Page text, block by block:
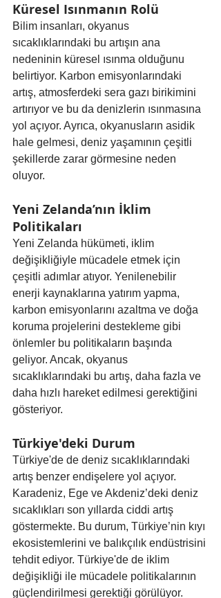
Küresel Isınmanın Rolü
Bilim insanları, okyanus
sıcaklıklarındaki bu artışın ana
nedeninin küresel ısınma olduğunu
belirtiyor. Karbon emisyonlarındaki
artış, atmosferdeki sera gazı birikimini
artırıyor ve bu da denizlerin ısınmasına
yol açıyor. Ayrıca, okyanusların asidik
hale gelmesi, deniz yaşamının çeşitli
şekillerde zarar görmesine neden
oluyor.
Yeni Zelanda’nın İklim
Politikaları
Yeni Zelanda hükümeti, iklim
değişikliğiyle mücadele etmek için
çeşitli adımlar atıyor. Yenilenebilir
enerji kaynaklarına yatırım yapma,
karbon emisyonlarını azaltma ve doğa
koruma projelerini destekleme gibi
önlemler bu politikaların başında
geliyor. Ancak, okyanus
sıcaklıklarındaki bu artış, daha fazla ve
daha hızlı hareket edilmesi gerektiğini
gösteriyor.
Türkiye'deki Durum
Türkiye'de de deniz sıcaklıklarındaki
artış benzer endişelere yol açıyor.
Karadeniz, Ege ve Akdeniz’deki deniz
sıcaklıkları son yıllarda ciddi artış
göstermekte. Bu durum, Türkiye’nin kıyı
ekosistemlerini ve balıkçılık endüstrisini
tehdit ediyor. Türkiye'de de iklim
değişikliği ile mücadele politikalarının
güçlendirilmesi gerektiği görülüyor.